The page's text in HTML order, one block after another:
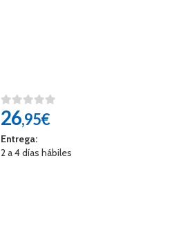
26,95€
Entrega:
2 a 4 días hábiles